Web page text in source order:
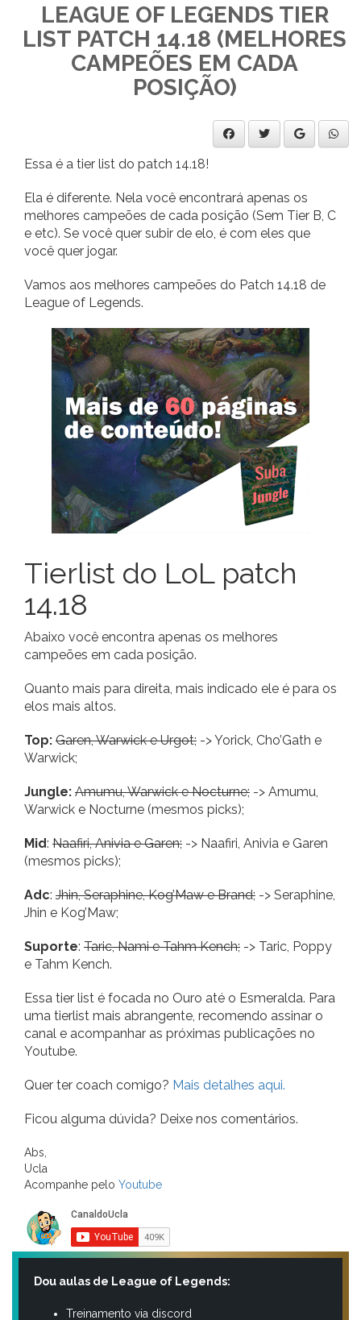
LEAGUE OF LEGENDS TIER
LIST PATCH 14.18 (MELHORES
CAMPEÕES EM CADA
POSIÇÃO)
Essa é a tier list do patch 14.18!
Ela é diferente. Nela você encontrará apenas os
melhores campeões de cada posição (Sem Tier B, C
e etc). Se você quer subir de elo, é com eles que
você quer jogar.
Vamos aos melhores campeões do Patch 14.18 de
League of Legends.
Tierlist do LoL patch
14.18
Abaixo você encontra apenas os melhores
campeões em cada posição.
Quanto mais para direita, mais indicado ele é para os
elos mais altos.
Top: Garen, Warwick e Urgot; -> Yorick, Cho’Gath e
Warwick;
Jungle: Amumu, Warwick e Nocturne; -> Amumu,
Warwick e Nocturne (mesmos picks);
Mid: Naafiri, Anivia e Garen; -> Naafiri, Anivia e Garen
(mesmos picks);
Adc: Jhin, Seraphine, Kog’Maw e Brand; -> Seraphine,
Jhin e Kog’Maw;
Suporte: Taric, Nami e Tahm Kench; -> Taric, Poppy
e Tahm Kench.
Essa tier list é focada no Ouro até o Esmeralda. Para
uma tierlist mais abrangente, recomendo assinar o
canal e acompanhar as próximas publicações no
Youtube.
Quer ter coach comigo? Mais detalhes aqui.
Ficou alguma dúvida? Deixe nos comentários.
Abs,
Ucla
Acompanhe pelo Youtube
Dou aulas de League of Legends:
Treinamento via discord